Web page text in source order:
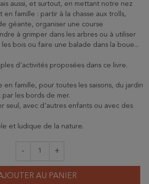
aussi, et surtout, en mettant notre nez
en famille : partir à la chasse aux trolls,
géante, organiser une course
à grimper dans les arbres ou à utiliser
bois ou faire une balade dans la boue...
d'activités proposées dans ce livre.
en famille, pour toutes les saisons, du jardin
les bords de mer.
seul, avec d'autres enfants ou avec des
et ludique de la nature.
- +
AU PANIER